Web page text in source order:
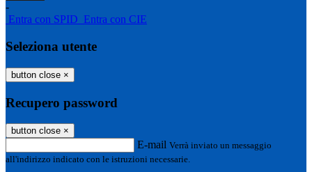
-
Entra con SPID Entra con CIE
Seleziona utente
button close ×
Recupero password
button close ×
E-mail Verrà inviato un messaggio
all'indirizzo indicato con le istruzioni necessarie.